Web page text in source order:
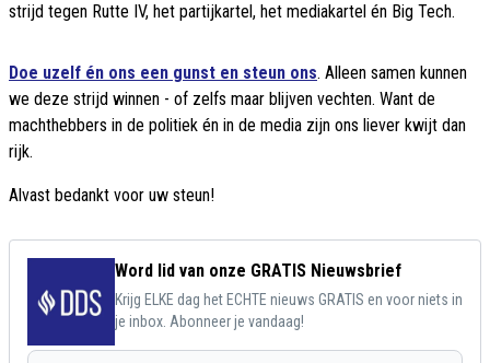
strijd tegen Rutte IV, het partijkartel, het mediakartel én Big Tech.
Doe uzelf én ons een gunst en steun ons. Alleen samen kunnen
we deze strijd winnen - of zelfs maar blijven vechten. Want de
machthebbers in de politiek én in de media zijn ons liever kwijt dan
rijk.
Alvast bedankt voor uw steun!
Word lid van onze GRATIS Nieuwsbrief
Krijg ELKE dag het ECHTE nieuws GRATIS en voor niets in
je inbox. Abonneer je vandaag!